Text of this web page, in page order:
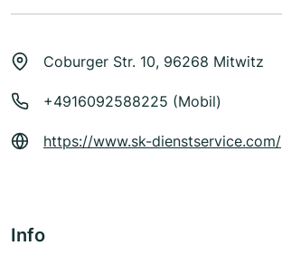
Coburger Str. 10, 96268 Mitwitz
+4916092588225 (Mobil)
https://www.sk-dienstservice.com/
Info